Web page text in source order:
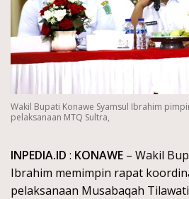
Wakil Bupati Konawe Syamsul Ibrahim
pelaksanaan MTQ Sultra,
INPEDIA.ID : KONAWE – Wakil
Ibrahim memimpin rapat
pelaksanaan Musabaqah